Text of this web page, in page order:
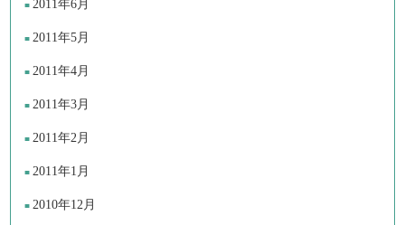
2011年6月
2011年5月
2011年4月
2011年3月
2011年2月
2011年1月
2010年12月